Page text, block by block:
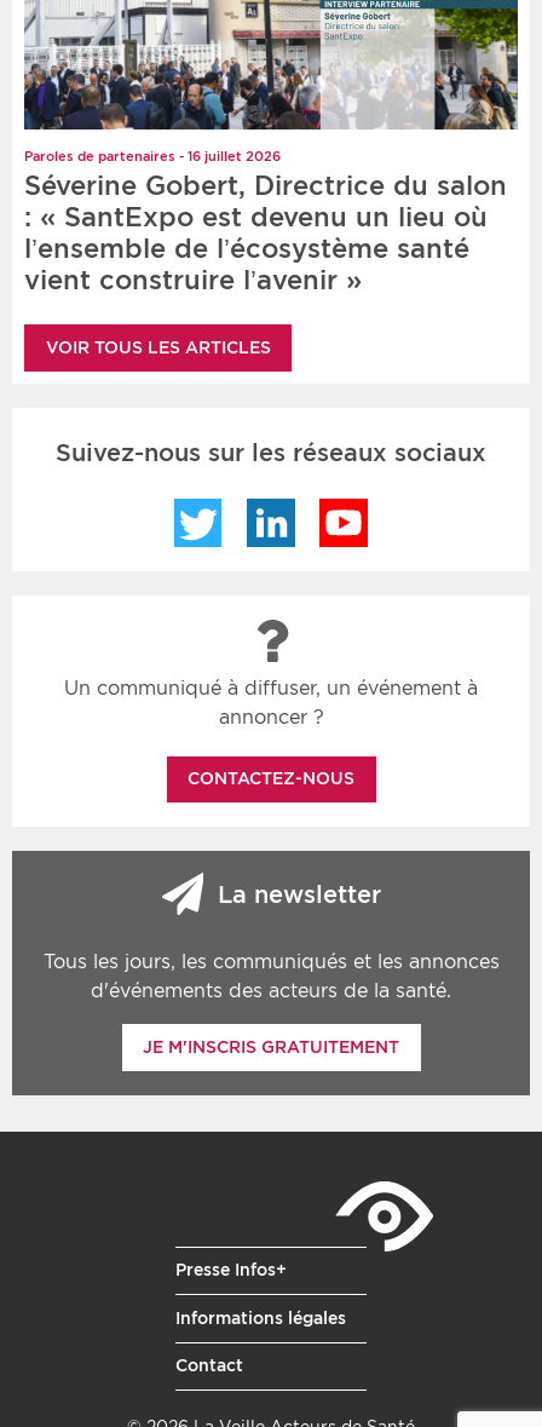
Paroles de partenaires - 16 juillet 2026
Séverine Gobert, Directrice du salon
: « SantExpo est devenu un lieu où
l’ensemble de l’écosystème santé
vient construire l’avenir »
VOIR TOUS LES ARTICLES
Suivez-nous sur les réseaux sociaux
Twitter LinkedIn
Un communiqué à diffuser, un événement à
annoncer ?
CONTACTEZ-NOUS
La newsletter
Tous les jours, les communiqués et les annonces
d'événements des acteurs de la santé.
JE M'INSCRIS GRATUITEMENT
Presse Infos+
Informations légales
Contact